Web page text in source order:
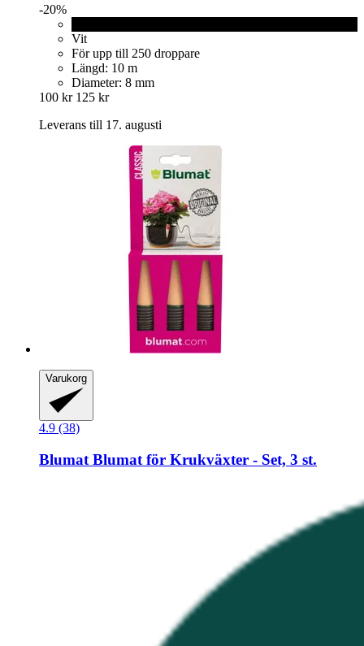
-20%
Vit
För upp till 250 droppare
Längd: 10 m
Diameter: 8 mm
100 kr 125 kr
Leverans till 17. augusti
Varukorg
4.9 (38)
Blumat Blumat för Krukväxter -​ Set, 3 st.